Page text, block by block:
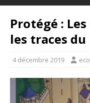
Protégé :
les traces du
4 décembre 2019